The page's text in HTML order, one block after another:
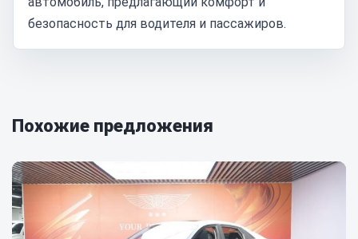
безопасность для водителя и пассажиров.
Похожие предложения